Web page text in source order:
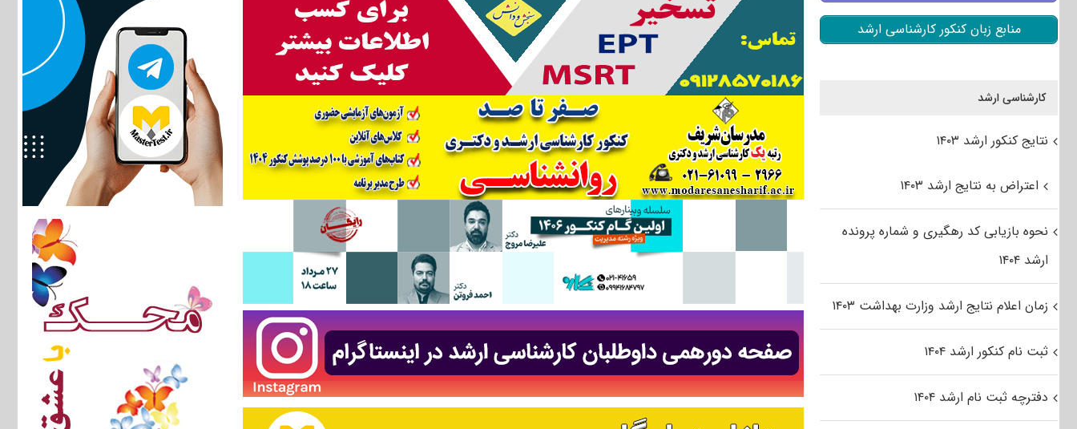
منابع زبان کنکور کارشناسی ارشد
کارشناسی ارشد
نتایج کنکور ارشد ۱۴۰۳
اعتراض به نتایج ارشد ۱۴۰۳
نحوه بازیابی کد رهگیری و شماره پرونده
ارشد ۱۴۰۴
زمان اعلام نتایج ارشد وزارت بهداشت ۱۴۰۳
ثبت نام کنکور ارشد ۱۴۰۴
دفترچه ثبت نام ارشد ۱۴۰۴